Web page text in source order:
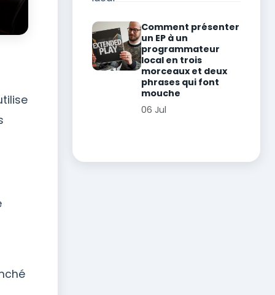
Comment présenter
un EP à un
programmateur
local en trois
morceaux et deux
phrases qui font
mouche
06 Jul